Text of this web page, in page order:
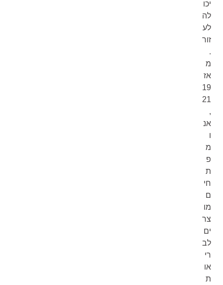
יכו
לה
לע
זור
.
מ
אז
19
21
,
אנ
ו
מ
פ
ת
חי
ם
מו
צר
ים
לב
רי
או
ת